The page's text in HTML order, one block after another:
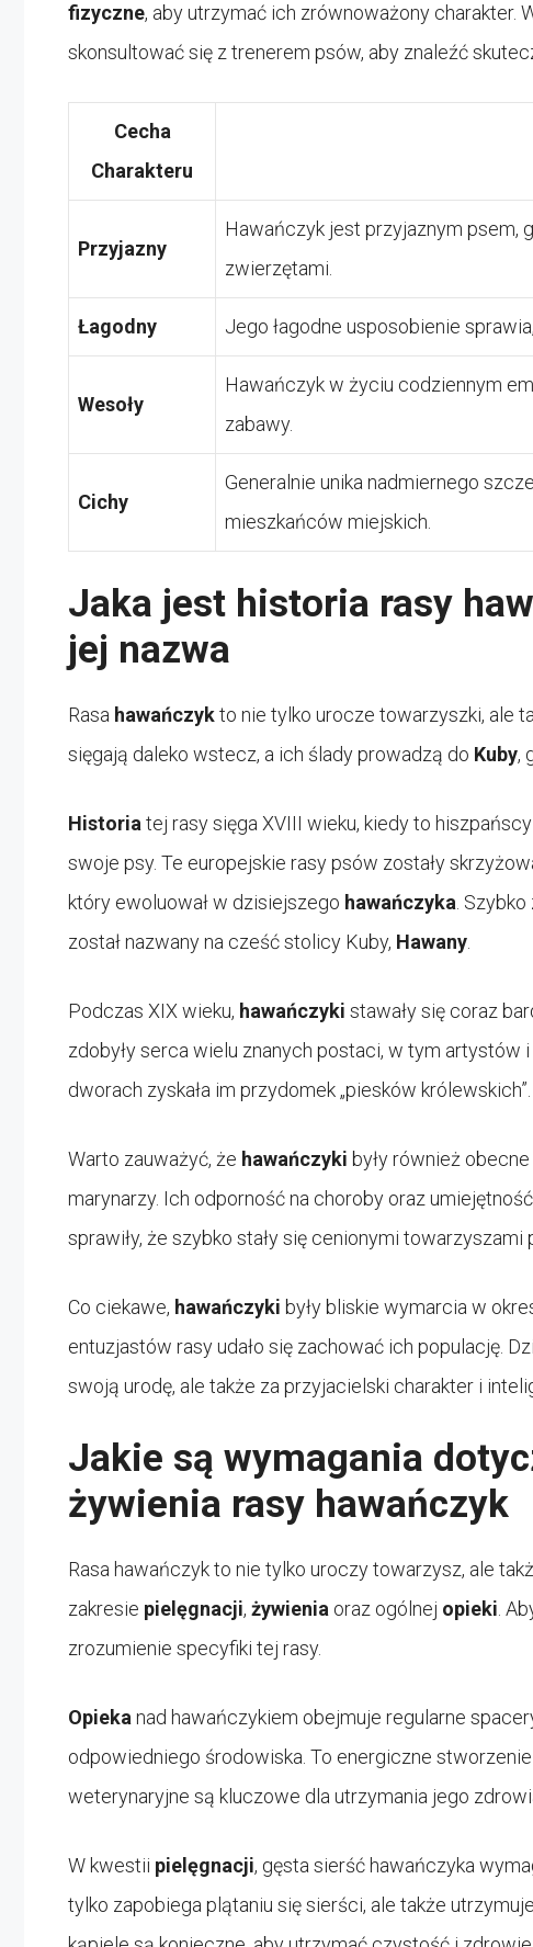
fizyczne, aby utrzymać ich zrównoważony charakter.
skonsultować się z trenerem psów, aby znaleźć
Cecha
Charakteru
Przyjazny
Hawańczyk jest przyjaznym psem,
zwierzętami.
Łagodny Jego łagodne usposobienie
Wesoły
Hawańczyk w życiu codziennym
zabawy.
Cichy
Generalnie unika nadmiernego
mieszkańców miejskich.
Jaka jest historia rasy
jej nazwa
Rasa hawańczykto nie tylko urocze towarzyszki, ale
sięgają daleko wstecz, a ich ślady prowadzą do Kuby,
Historiatej rasy sięga XVIII wieku, kiedy to
swoje psy. Te europejskie rasy psów zostały
który ewoluował w dzisiejszego hawańczyka.
został nazwany na cześć stolicy Kuby, Hawany.
Podczas XIX wieku, hawańczyki stawały się coraz
zdobyły serca wielu znanych postaci, w tym artystów
dworach zyskała im przydomek „piesków królewskich”.
Warto zauważyć, że hawańczyki były również
marynarzy. Ich odporność na choroby oraz
sprawiły, że szybko stały się cenionymi towarzyszami
Co ciekawe, hawańczyki były bliskie wymarcia w
entuzjastów rasy udało się zachować ich populację.
swoją urodę, ale także za przyjacielski charakter i
Jakie są wymagania
żywienia rasy hawańczyk
Rasa hawańczyk to nie tylko uroczy towarzysz, ale
zakresie pielęgnacji, żywienia oraz ogólnej opieki.
zrozumienie specyfiki tej rasy.
Opiekanad hawańczykiem obejmuje regularne
odpowiedniego środowiska. To energiczne
weterynaryjne są kluczowe dla utrzymania jego
W kwestii pielęgnacji, gęsta sierść hawańczyka
tylko zapobiega plątaniu się sierści, ale także